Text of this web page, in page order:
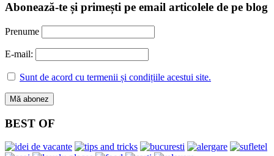
Abonează-te și primești pe email articolele de pe blog
Prenume
E-mail:
Sunt de acord cu termenii și condițiile acestui site.
BEST OF